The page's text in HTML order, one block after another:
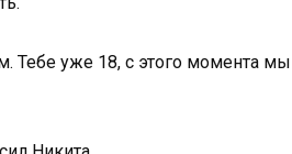
Тебе уже 18, с этого момента